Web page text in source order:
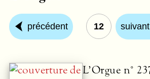
précédent 12 suivant
L’Orgue n°